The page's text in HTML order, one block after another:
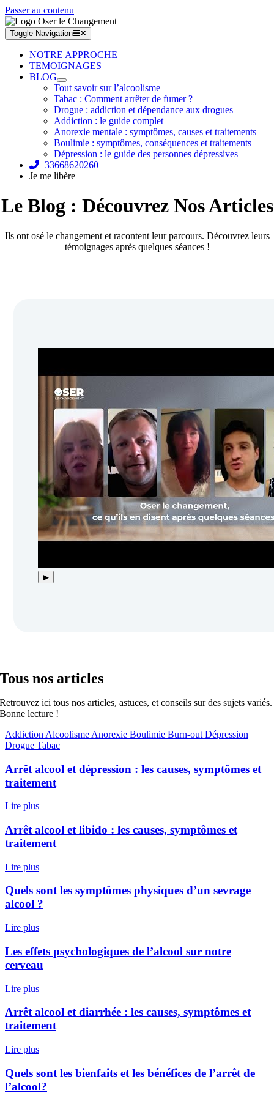
Passer au contenu
Toggle Navigation
NOTRE APPROCHE
TEMOIGNAGES
BLOG
Tout savoir sur l’alcoolisme
Tabac : Comment arrêter de fumer ?
Drogue : addiction et dépendance aux drogues
Addiction : le guide complet
Anorexie mentale : symptômes, causes et traitements
Boulimie : symptômes, conséquences et traitements
Dépression : le guide des personnes dépressives
+33668620260
Je me libère
Le Blog : Découvrez Nos Articles
Ils ont osé le changement et racontent leur parcours. Découvrez leurs
témoignages après quelques séances !
▶
Tous nos articles
Retrouvez ici tous nos articles, astuces, et conseils sur des sujets variés.
Bonne lecture !
Addiction Alcoolisme Anorexie Boulimie Burn-out Dépression
Drogue Tabac
Arrêt alcool et dépression : les causes, symptômes et
traitement
Lire plus
Arrêt alcool et libido : les causes, symptômes et
traitement
Lire plus
Quels sont les symptômes physiques d’un sevrage
alcool ?
Lire plus
Les effets psychologiques de l’alcool sur notre
cerveau
Lire plus
Arrêt alcool et diarrhée : les causes, symptômes et
traitement
Lire plus
Quels sont les bienfaits et les bénéfices de l’arrêt de
l’alcool?